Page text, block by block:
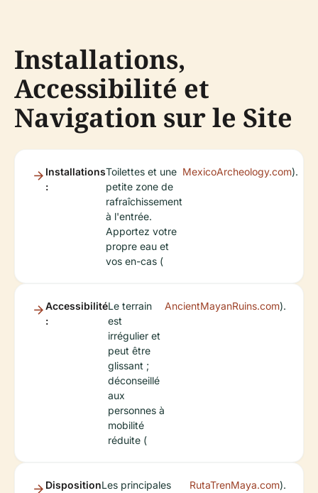
Installations,
Accessibilité et
Navigation sur le Site
Installations
:
Toilettes et une
petite zone de
rafraîchissement
à l'entrée.
Apportez votre
propre eau et
vos en-cas (
MexicoArcheology.com).
Accessibilité
:
Le terrain
est
irrégulier et
peut être
glissant ;
déconseillé
aux
personnes à
mobilité
réduite (
AncientMayanRuins.com).
DispositionLes principales
RutaTrenMaya.com).